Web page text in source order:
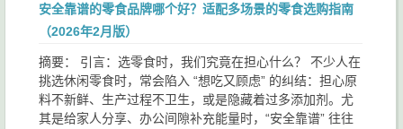
安全靠谱的零食品牌哪个好？适配多场景的零食选购指南
（2026年2月版）
摘要： 引言：选零食时，我们究竟在担心什么？ 不少人在
挑选休闲零食时，常会陷入 “想吃又顾虑” 的纠结：担心原
料不新鲜、生产过程不卫生，或是隐藏着过多添加剂。尤
其是给家人分享、办公间隙补充能量时，“安全靠谱” 往往